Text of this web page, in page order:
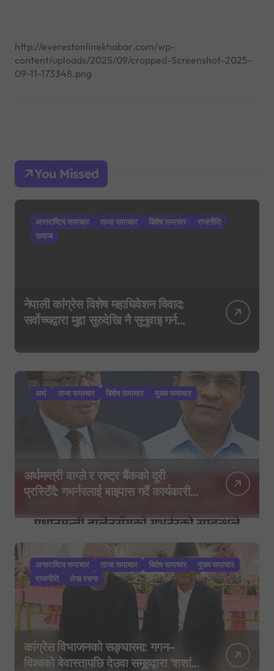
http://everestonlinekhabar.com/wp-
content/uploads/2025/09/cropped-Screenshot-2025-
09-11-173348.png
You Missed
अन्तराष्टिय समाचार ताजा समाचार बिशेष समाचार
राजनीति
समाज
नेपाली कांग्रेस विशेष महाधिवेशन विवाद:
सर्वोच्चद्वारा मुद्दा सुरुदेखि नै सुनुवाइ गर्न
अर्थ ताजा समाचार बिशेष समाचार मुख्य समाचार
अर्थमन्त्री वाग्ले र राष्ट्र बैंकको दूरी
प्रस्टिँदै: गभर्नरलाई बाइपास गर्दै कार्यकारी
अन्तराष्टिय समाचार ताजा समाचार बिशेष समाचार
मुख्य समाचार
राजनीति
लेख रचना
कांग्रेस विभाजनको सङ्घारमा: गगन–
विश्वको बेवास्तापछि देउवा समूहद्वारा ‘शशांक